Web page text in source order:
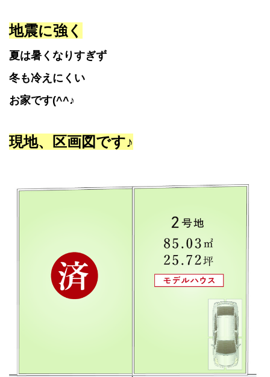
地震に強く
夏は暑くなりすぎず
冬も冷えにくい
お家です(^^♪
現地、区画図です♪